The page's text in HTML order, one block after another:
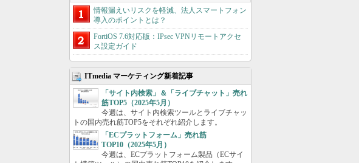
情報漏えいリスクを軽減、法人スマートフォン
導入のポイントとは？
FortiOS 7.6対応版：IPsec VPNリモートアクセ
ス設定ガイド
ITmedia マーケティング新着記事
「サイト内検索」＆「ライブチャット」売れ
筋TOP5（2025年5月）
今週は、サイト内検索ツールとライブチャッ
トの国内売れ筋TOP5をそれぞれ紹介します。
「ECプラットフォーム」売れ筋
TOP10（2025年5月）
今週は、ECプラットフォーム製品（ECサイ